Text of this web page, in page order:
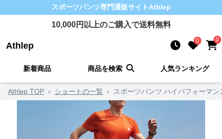
スポーツパンツ専門通販サイト Athlep
10,000円以上のご購入で送料無料
Athlep 0 0
新着商品 商品を検索 人気ランキング
Athlep TOP › ショートの一覧 › スポーツパンツ ハイパフォーマ